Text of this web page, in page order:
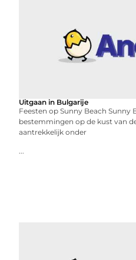
Uitgaan in Bulgarije
Feesten op Sunny Beach Sunny
bestemmingen op de kust van
aantrekkelijk onder
...